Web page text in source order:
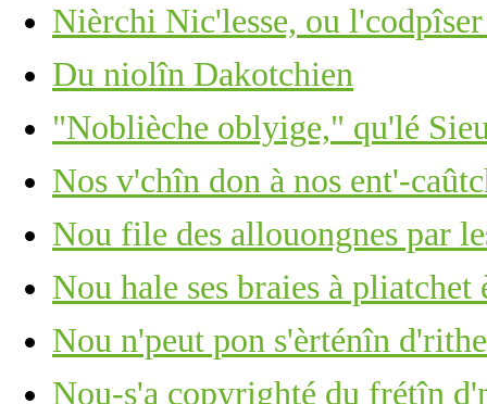
Nièrchi Nic'lesse, ou l'codpîser
Du niolîn Dakotchien
"Noblièche oblyige," qu'lé
Nos v'chîn don à nos ent'-
Nou file des allouongnes par
Nou hale ses braies à pliatchet
Nou n'peut pon s'èrténîn
Nou-s'a copyrighté du frétîn